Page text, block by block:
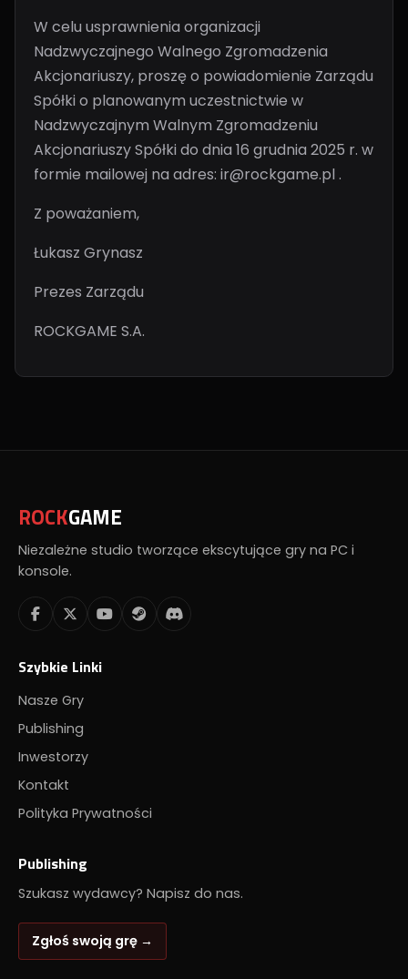
W celu usprawnienia organizacji
Nadzwyczajnego Walnego Zgromadzenia
Akcjonariuszy, proszę o powiadomienie Zarządu
Spółki o planowanym uczestnictwie w
Nadzwyczajnym Walnym Zgromadzeniu
Akcjonariuszy Spółki do dnia 16 grudnia 2025 r. w
formie mailowej na adres: ir@rockgame.pl .
Z poważaniem,
Łukasz Grynasz
Prezes Zarządu
ROCKGAME S.A.
ROCKGAME
Niezależne studio tworzące ekscytujące gry na PC i
konsole.
Szybkie Linki
Nasze Gry
Publishing
Inwestorzy
Kontakt
Polityka Prywatności
Publishing
Szukasz wydawcy? Napisz do nas.
Zgłoś swoją grę →